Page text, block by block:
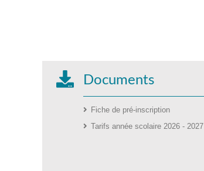
Documents
Fiche de pré-inscription
Tarifs année scolaire 2026 - 2027